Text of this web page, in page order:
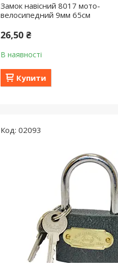
Замок навісний 8017 мото-
велосипедний 9мм 65см
26,50 ₴
В наявності
Купити
02093